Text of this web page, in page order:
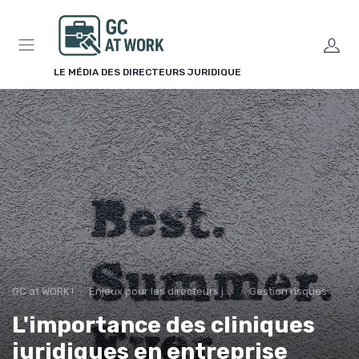
LE MÉDIA DES DIRECTEURS JURIDIQUE
GC at WORK ! Enjeux pour les directeurs juridiques Gestion risques
L'importance des cliniques
juridiques en entreprise